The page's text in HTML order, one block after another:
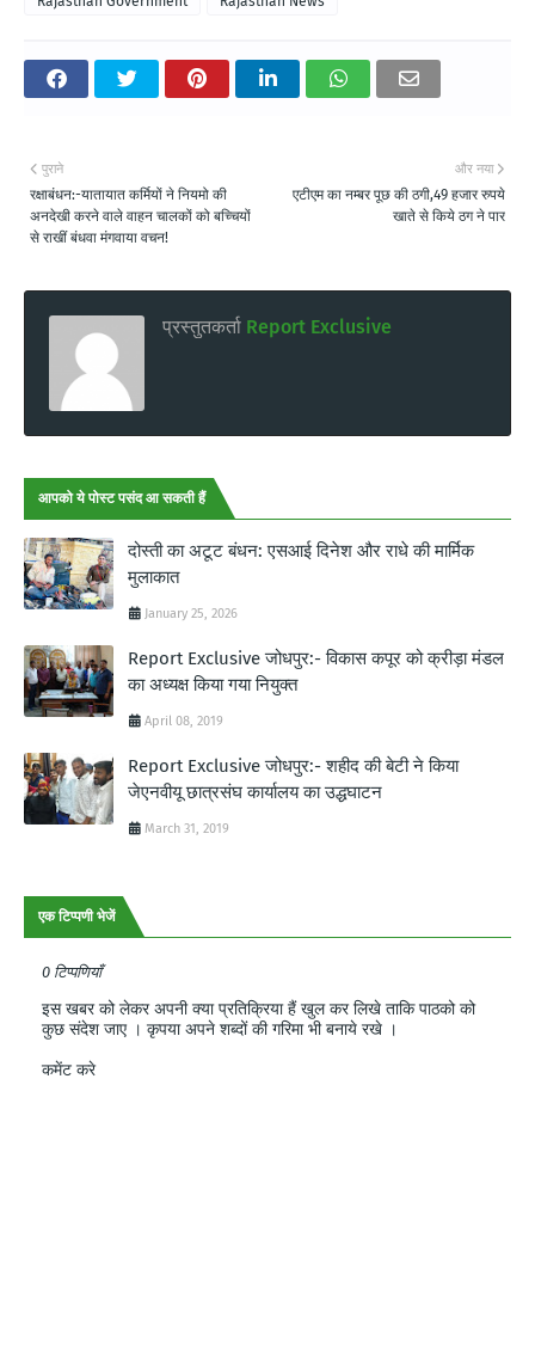
और नया
एटीएम का नम्बर पूछ की ठगी,49 हजार रुपये
खाते से किये ठग ने पार
पुराने
रक्षाबंधन:-यातायात कर्मियों ने नियमो की
अनदेखी करने वाले वाहन चालकों को बच्चियों
से राखीं बंधवा मंगवाया वचन!
प्रस्तुतकर्ता Report Exclusive
आपको ये पोस्ट पसंद आ सकती हैं
दोस्ती का अटूट बंधन: एसआई दिनेश और राधे की मार्मिक
मुलाकात
January 25, 2026
Report Exclusive जोधपुर:- विकास कपूर को क्रीड़ा मंडल
का अध्यक्ष किया गया नियुक्त
April 08, 2019
Report Exclusive जोधपुर:- शहीद की बेटी ने किया
जेएनवीयू छात्रसंघ कार्यालय का उद्धघाटन
March 31, 2019
एक टिप्पणी भेजें
0 टिप्पणियाँ
इस खबर को लेकर अपनी क्या प्रतिक्रिया हैं खुल कर लिखे ताकि पाठको को
कुछ संदेश जाए । कृपया अपने शब्दों की गरिमा भी बनाये रखे ।
कमेंट करे